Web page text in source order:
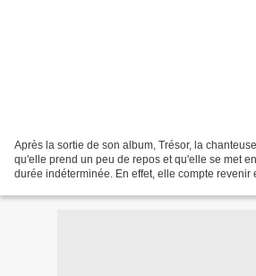
Après la sortie de son album, Trésor, la
qu'elle prend un peu de repos et qu'elle se met
durée indéterminée. En effet, elle compte revenir